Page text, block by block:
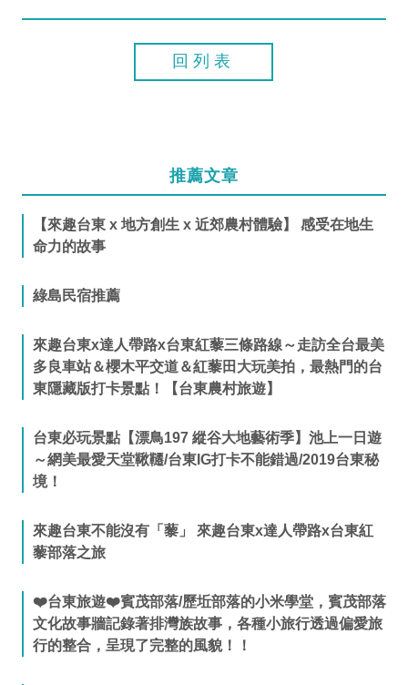
回列表
推薦文章
【來趣台東 x 地方創生 x 近郊農村體驗】 感受在地生
命力的故事
綠島民宿推薦
來趣台東x達人帶路x台東紅藜三條路線～走訪全台最美
多良車站＆櫻木平交道＆紅藜田大玩美拍，最熱門的台
東隱藏版打卡景點！【台東農村旅遊】
台東必玩景點【漂鳥197 縱谷大地藝術季】池上一日遊
～網美最愛天堂鞦韆/台東IG打卡不能錯過/2019台東秘
境！
來趣台東不能沒有「藜」 來趣台東x達人帶路x台東紅
藜部落之旅
❤️台東旅遊❤️賓茂部落/歷坵部落的小米學堂，賓茂部落
文化故事牆記錄著排灣族故事，各種小旅行透過偏愛旅
行的整合，呈現了完整的風貌！！